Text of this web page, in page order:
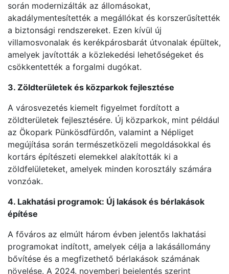
során modernizálták az állomásokat,
akadálymentesítették a megállókat és korszerűsítették
a biztonsági rendszereket. Ezen kívül új
villamosvonalak és kerékpárosbarát útvonalak épültek,
amelyek javították a közlekedési lehetőségeket és
csökkentették a forgalmi dugókat.
3. Zöldterületek és közparkok fejlesztése
A városvezetés kiemelt figyelmet fordított a
zöldterületek fejlesztésére. Új közparkok, mint például
az Ökopark Pünkösdfürdőn, valamint a Népliget
megújítása során természetközeli megoldásokkal és
kortárs építészeti elemekkel alakították ki a
zöldfelületeket, amelyek minden korosztály számára
vonzóak.
4. Lakhatási programok: Új lakások és bérlakások
építése
A főváros az elmúlt három évben jelentős lakhatási
programokat indított, amelyek célja a lakásállomány
bővítése és a megfizethető bérlakások számának
növelése. A 2024. novemberi bejelentés szerint